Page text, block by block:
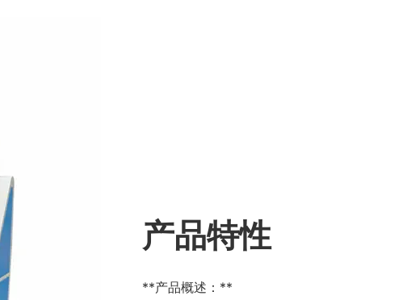
产品特性
**产品概述：**